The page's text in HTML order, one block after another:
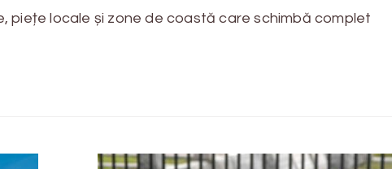
piețe locale și zone de coastă care schimbă complet